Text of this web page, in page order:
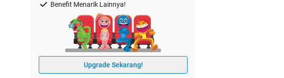
Benefit Menarik Lainnya!
Upgrade Sekarang!